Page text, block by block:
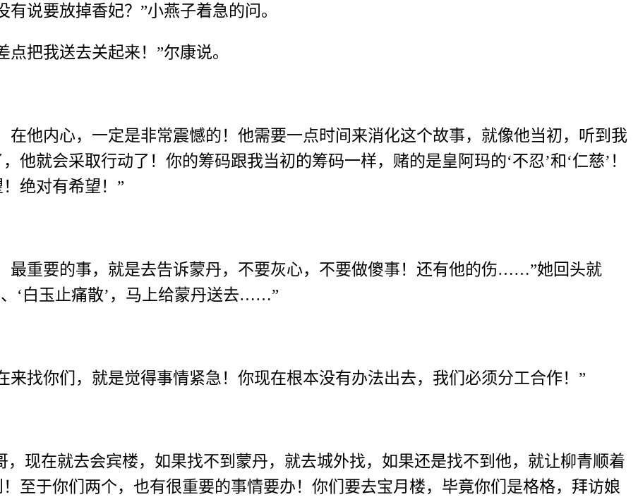
说要放掉香妃？”小燕子着急的问。
把我送去关起来！”尔康说。
在他内心，一定是非常震憾的！他需要一点时间来消化这个故事，就像他当初，听到我
他就会采取行动了！你的筹码跟我当初的筹码一样，赌的是皇阿玛的‘不忍’和‘仁慈’！
绝对有希望！”
最重要的事，就是去告诉蒙丹，不要灰心，不要做傻事！还有他的伤……”她回头就
、‘白玉止痛散’，马上给蒙丹送去……”
来找你们，就是觉得事情紧急！你现在根本没有办法出去，我们必须分工合作！”
，现在就去会宾楼，如果找不到蒙丹，就去城外找，如果还是找不到他，就让柳青顺着
至于你们两个，也有很重要的事情要办！你们要去宝月楼，毕竟你们是格格，拜访娘